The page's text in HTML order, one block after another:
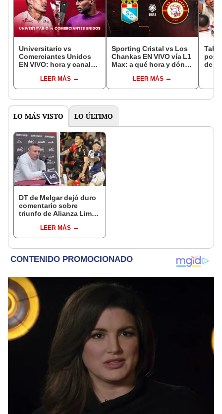
Universitario vs
Comerciantes Unidos
EN VIVO: hora y canal
8 de la Liga 1 2026
LEER MÁS
Sporting Cristal vs Los
Chankas EN VIVO vía L1
Max: a qué hora y dónde
LEER MÁS
de
LO MÁS VISTO LO ÚLTIMO
DT de Melgar dejó duro
comentario sobre
triunfo de Alianza Lima
los rivales grandes"
LEER MÁS